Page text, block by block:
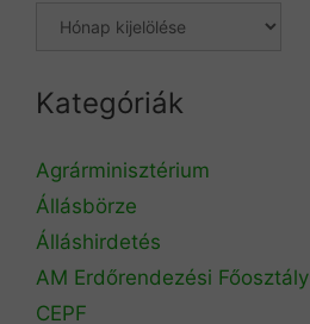
Kategóriák
Agrárminisztérium
Állásbörze
Álláshirdetés
AM Erdőrendezési Főosztály
CEPF